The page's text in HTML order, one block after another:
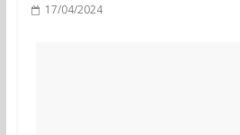
17/04/2024